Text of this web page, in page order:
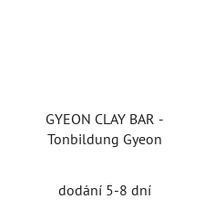
GYEON CLAY BAR -
Tonbildung Gyeon
durchschnittliche
dodání 5-8 dní